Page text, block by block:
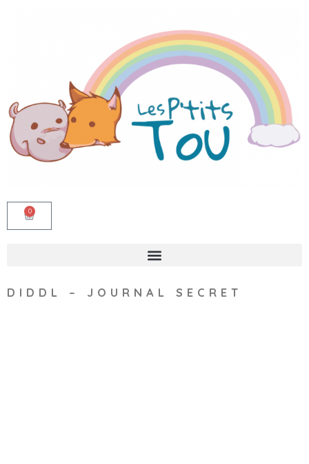
0
DIDDL – JOURNAL SECRET